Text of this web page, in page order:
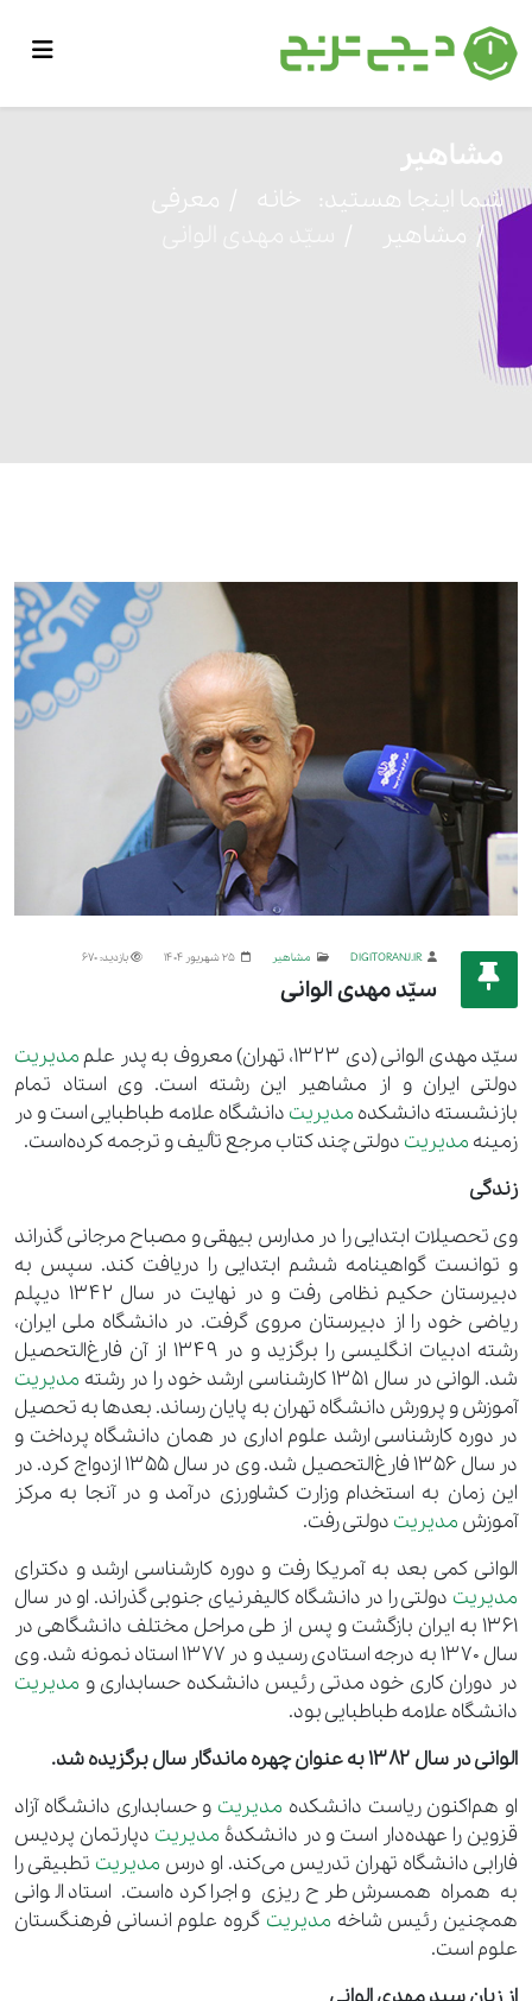
مشاهیر
شما اینجا هستید: خانه
معرفی
مشاهیر
DIGITORANJ.IR مشاهیر 25 شهریور 1404 بازدید: 670
سیّد مهدی الوانی
سیّد مهدی الوانی (دی ۱۳۲۳، تهران) معروف به پدر علم
مدیریت
دولتی ایران و از مشاهیر این رشته است. وی استاد تمام
بازنشسته دانشکده مدیریت دانشگاه علامه طباطبایی است و در
زمینه مدیریت دولتی چند کتاب مرجع تألیف و ترجمه کرده‌است.
زندگی
وی تحصیلات ابتدایی را در مدارس بیهقی و مصباح مرجانی گذراند
و توانست گواهینامه ششم ابتدایی را دریافت کند. سپس به
دبیرستان حکیم نظامی رفت و در نهایت در سال ۱۳۴۲ دیپلم
ریاضی خود را از دبیرستان مروی گرفت. در دانشگاه ملی ایران،
رشته ادبیات انگلیسی را برگزید و در ۱۳۴۹ از آن فارغ‌التحصیل
شد. الوانی در سال ۱۳۵۱ کارشناسی ارشد خود را در رشته
مدیریت
آموزش و پرورش دانشگاه تهران به پایان رساند. بعدها به تحصیل
در دوره کارشناسی ارشد علوم اداری در همان دانشگاه پرداخت و
در سال ۱۳۵۶ فارغ‌التحصیل شد. وی در سال ۱۳۵۵ ازدواج کرد. در
این زمان به استخدام وزارت کشاورزی درآمد و در آنجا به مرکز
آموزش مدیریت دولتی رفت.
الوانی کمی بعد به آمریکا رفت و دوره کارشناسی ارشد و دکترای
مدیریت دولتی را در دانشگاه کالیفرنیای جنوبی گذراند. او در سال
۱۳۶۱ به ایران بازگشت و پس از طی مراحل مختلف دانشگاهی در
سال ۱۳۷۰ به درجه استادی رسید و در ۱۳۷۷ استاد نمونه شد. وی
در دوران کاری خود مدتی رئیس دانشکده حسابداری و مدیریت
دانشگاه علامه طباطبایی بود.
الوانی در سال ۱۳۸۲ به عنوان چهره ماندگار سال برگزیده شد.
او هم‌اکنون ریاست دانشکده مدیریت و حسابداری دانشگاه آزاد
قزوین را عهده‌دار است و در دانشکدهٔ مدیریت دپارتمان پردیس
فارابی دانشگاه تهران تدریس می‌کند. او درس مدیریت تطبیقی را
به همراه همسرش طرح‌ریزی و اجرا کرده‌است. استاد الوانی
همچنین رئیس شاخه مدیریت گروه علوم انسانی فرهنگستان
علوم است.